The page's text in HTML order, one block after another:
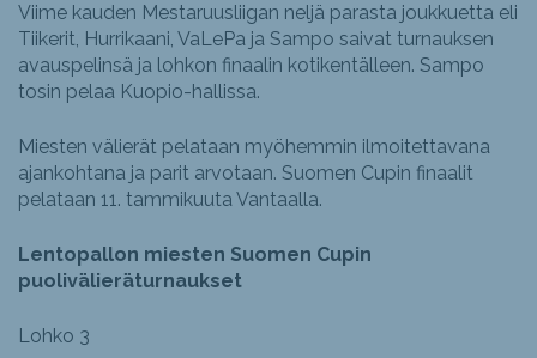
Viime kauden Mestaruusliigan neljä parasta joukkuetta eli
Tiikerit, Hurrikaani, VaLePa ja Sampo saivat turnauksen
avauspelinsä ja lohkon finaalin kotikentälleen. Sampo
tosin pelaa Kuopio-hallissa.
Miesten välierät pelataan myöhemmin ilmoitettavana
ajankohtana ja parit arvotaan. Suomen Cupin finaalit
pelataan 11. tammikuuta Vantaalla.
Lentopallon miesten Suomen Cupin
puolivälieräturnaukset
Lohko 3